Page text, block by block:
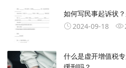
如何写民事起诉状
2024-09-18
什么是虚开增值税